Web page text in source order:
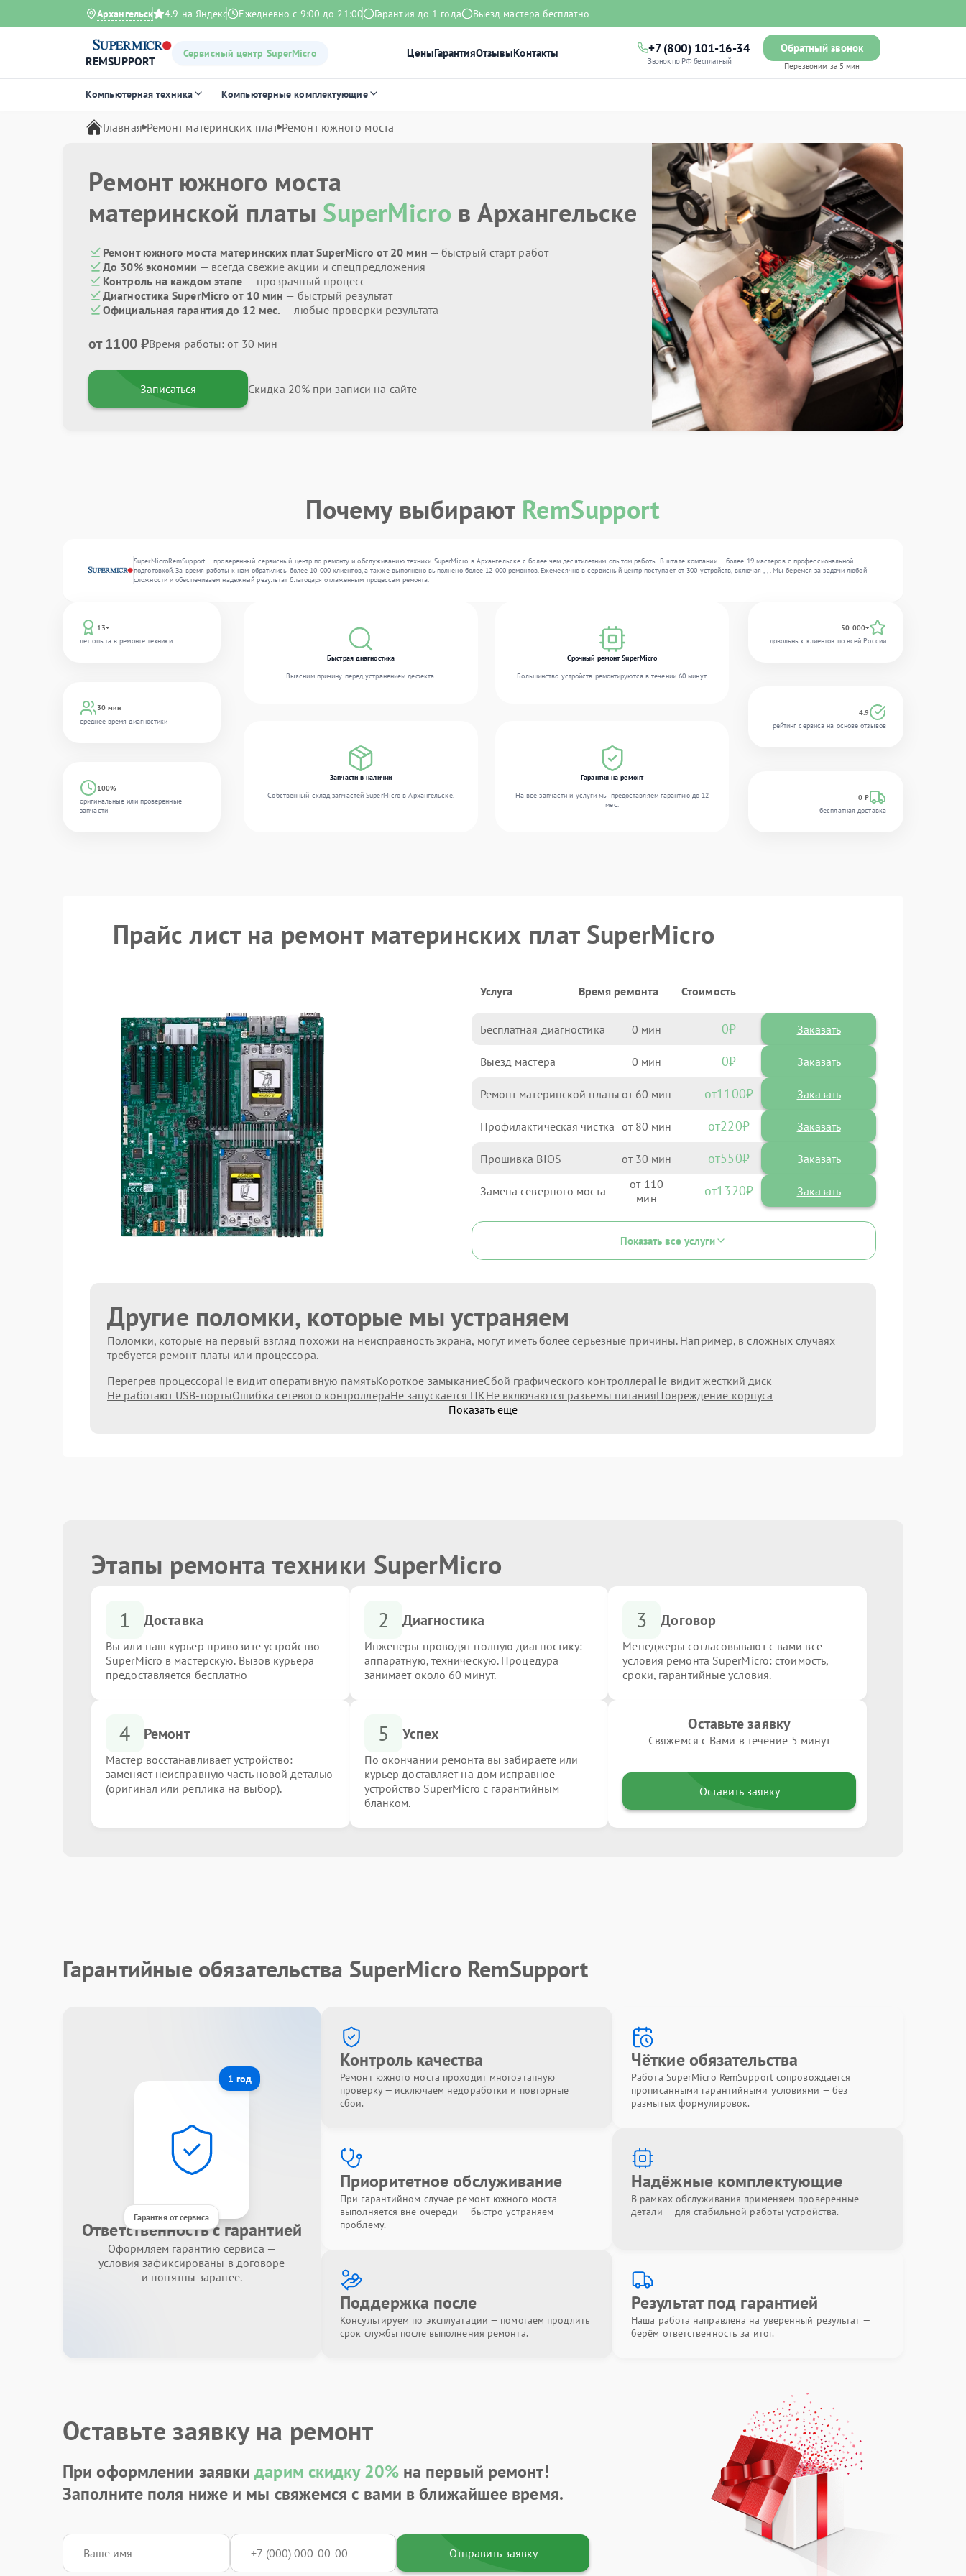
Архангельск 4.9 на Яндекс Ежедневно с 9:00 до 21:00 Гарантия до 1 года Выезд мастера бесплатно
REMSUPPORT
Сервисный центр SuperMicro ЦеныГарантияОтзывыКонтакты +7 (800) 101-16-34
Звонок по РФ бесплатный
Обратный звонок
Перезвоним за 5 мин
Компьютерная техника Компьютерные комплектующие
Главная Ремонт материнских плат Ремонт южного моста
Ремонт южного моста
материнской платы SuperMicro в Архангельске
Ремонт южного моста материнских плат SuperMicro от 20 мин — быстрый старт работ
До 30% экономии — всегда свежие акции и спецпредложения
Контроль на каждом этапе — прозрачный процесс
Диагностика SuperMicro от 10 мин — быстрый результат
Официальная гарантия до 12 мес. — любые проверки результата
от 1100 ₽Время работы: от 30 мин
Записаться Скидка 20% при записи на сайте
Почему выбирают RemSupport
SuperMicroRemSupport — проверенный сервисный центр по ремонту и обслуживанию техники SuperMicro в Архангельске с более чем десятилетним опытом работы. В штате компании — более 19 мастеров с профессиональной
подготовкой. За время работы к нам обратились более 10 000 клиентов, а также выполнено выполнено более 12 000 ремонтов. Ежемесячно в сервисный центр поступает от 300 устройств, включая , , . Мы беремся за задачи любой
сложности и обеспечиваем надежный результат благодаря отлаженным процессам ремонта.
13+
лет опыта в ремонте техники
30 мин
среднее время диагностики
100%
оригинальные или проверенные
запчасти
Быстрая диагностика
Выясним причину перед устранением дефекта.
Срочный ремонт SuperMicro
Большинство устройств ремонтируются в течении 60 минут.
Запчасти в наличии
Собственный склад запчастей SuperMicro в Архангельске.
Гарантия на ремонт
На все запчасти и услуги мы предоставляем гарантию до 12
мес.
50 000+
довольных клиентов по всей России
4.9
рейтинг сервиса на основе отзывов
0 ₽
бесплатная доставка
Прайс лист на ремонт материнских плат SuperMicro
Услуга Время ремонта Стоимость
Бесплатная диагностика 0 0 Заказать
Выезд мастера 0 0 Заказать
Ремонт материнской платы 60 1100
Профилактическая чистка 80 220
Прошивка BIOS 30 550
Замена северного моста 110 1320
Показать все услуги
Другие поломки, которые мы устраняем
Поломки, которые на первый взгляд похожи на неисправность экрана, могут иметь более серьезные причины. Например, в сложных случаях
требуется ремонт платы или процессора.
Перегрев процессораНе видит оперативную памятьКороткое замыканиеСбой графического контроллераНе видит жесткий диск
Не работают USB-портыОшибка сетевого контроллераНе запускается ПКНе включаются разъемы питанияПовреждение корпуса
Показать еще
Этапы ремонта техники SuperMicro
1 Доставка
Вы или наш курьер привозите устройство
SuperMicro в мастерскую. Вызов курьера
предоставляется бесплатно
2 Диагностика
Инженеры проводят полную диагностику:
аппаратную, техническую. Процедура
занимает около 60 минут.
3 Договор
Менеджеры согласовывают с вами все
условия ремонта SuperMicro: стоимость,
сроки, гарантийные условия.
4 Ремонт
Мастер восстанавливает устройство:
заменяет неисправную часть новой деталью
(оригинал или реплика на выбор).
5 Успех
По окончании ремонта вы забираете или
курьер доставляет на дом исправное
устройство SuperMicro с гарантийным
бланком.
Оставьте заявку
Свяжемся с Вами в течение 5 минут
Оставить заявку
Гарантийные обязательства SuperMicro RemSupport
1 год
Гарантия от сервиса
Ответственность с гарантией
Оформляем гарантию сервиса —
условия зафиксированы в договоре
и понятны заранее.
Контроль качества
Ремонт южного моста проходит многоэтапную
проверку — исключаем недоработки и повторные
сбои.
Чёткие обязательства
Работа SuperMicro RemSupport сопровождается
прописанными гарантийными условиями — без
размытых формулировок.
Приоритетное обслуживание
При гарантийном случае ремонт южного моста
выполняется вне очереди — быстро устраняем
проблему.
Надёжные комплектующие
В рамках обслуживания применяем проверенные
детали — для стабильной работы устройства.
Поддержка после
Консультируем по эксплуатации — помогаем продлить
срок службы после выполнения ремонта.
Результат под гарантией
Наша работа направлена на уверенный результат —
берём ответственность за итог.
Оставьте заявку на ремонт
При оформлении заявкидарим скидку 20%на первый ремонт!
Заполните поля ниже и мы свяжемся с вами в ближайшее время.
Отправить заявку